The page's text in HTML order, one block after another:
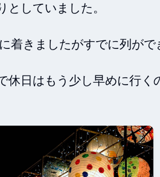
していました。
着きましたがすでに列がで
日はもう少し早めに行く